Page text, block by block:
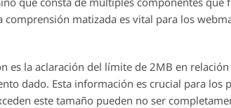
comprensión matizada es vital para los
es la aclaración del límite de 2MB en
dado. Esta información es crucial para los
este tamaño pueden no ser